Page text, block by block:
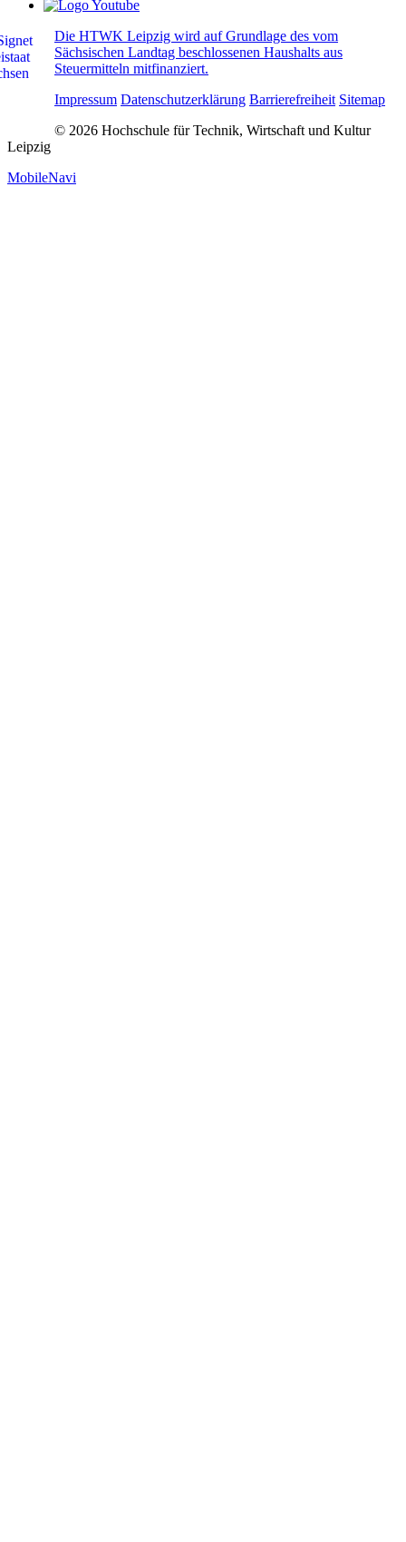
Die HTWK Leipzig wird auf Grundlage des vom
Sächsischen Landtag beschlossenen Haushalts aus
Steuermitteln mitfinanziert.
Impressum Datenschutzerklärung Barrierefreiheit Sitemap
© 2026 Hochschule für Technik, Wirtschaft und Kultur
Leipzig
MobileNavi